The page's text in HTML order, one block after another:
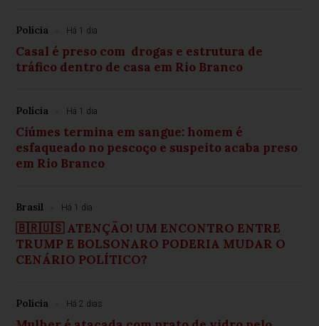
Polícia Há 1 dia
Casal é preso com drogas e estrutura de
tráfico dentro de casa em Rio Branco
Polícia Há 1 dia
Ciúmes termina em sangue: homem é
esfaqueado no pescoço e suspeito acaba preso
em Rio Branco
Brasil Há 1 dia
🇧🇷🇺🇸 ATENÇÃO! UM ENCONTRO ENTRE
TRUMP E BOLSONARO PODERIA MUDAR O
CENÁRIO POLÍTICO?
Polícia Há 2 dias